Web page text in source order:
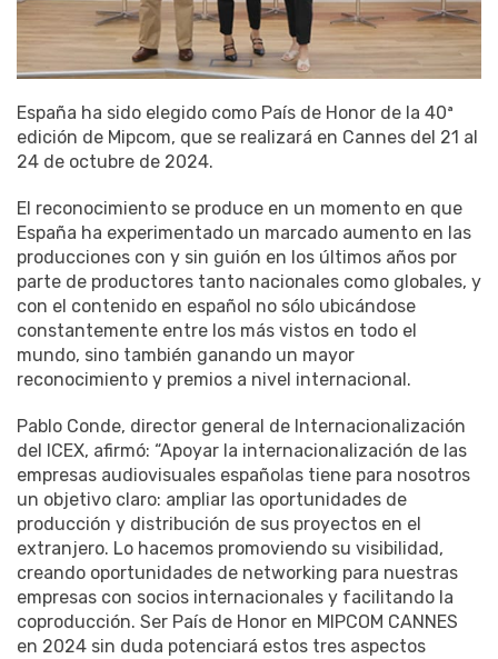
España ha sido elegido como País de Honor de la 40ª
edición de Mipcom, que se realizará en Cannes del 21 al
24 de octubre de 2024.
El reconocimiento se produce en un momento en que
España ha experimentado un marcado aumento en las
producciones con y sin guión en los últimos años por
parte de productores tanto nacionales como globales, y
con el contenido en español no sólo ubicándose
constantemente entre los más vistos en todo el
mundo, sino también ganando un mayor
reconocimiento y premios a nivel internacional.
Pablo Conde, director general de Internacionalización
del ICEX, afirmó: “Apoyar la internacionalización de las
empresas audiovisuales españolas tiene para nosotros
un objetivo claro: ampliar las oportunidades de
producción y distribución de sus proyectos en el
extranjero. Lo hacemos promoviendo su visibilidad,
creando oportunidades de networking para nuestras
empresas con socios internacionales y facilitando la
coproducción. Ser País de Honor en MIPCOM CANNES
en 2024 sin duda potenciará estos tres aspectos